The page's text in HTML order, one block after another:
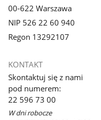
00-622 Warszawa
NIP 526 22 60 940
Regon 13292107
KONTAKT
Skontaktuj się z nami
pod numerem:
22 596 73 00
W dni robocze